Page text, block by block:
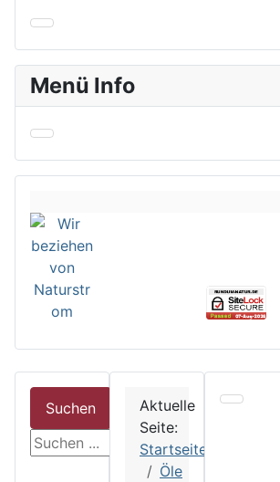
Menü Info
Suchen
suchen
Aktuelle
Seite:
Startseite
Öle